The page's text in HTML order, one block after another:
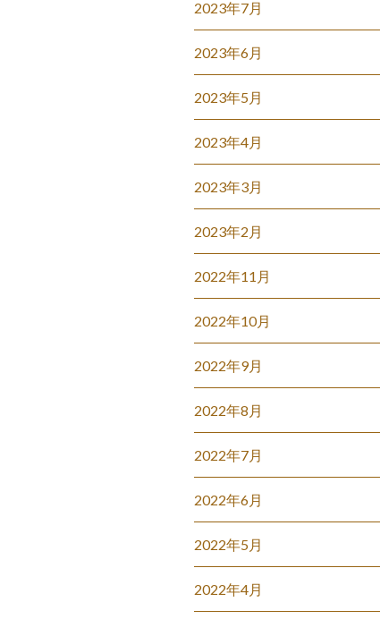
2023年7月
2023年6月
2023年5月
2023年4月
2023年3月
2023年2月
2022年11月
2022年10月
2022年9月
2022年8月
2022年7月
2022年6月
2022年5月
2022年4月